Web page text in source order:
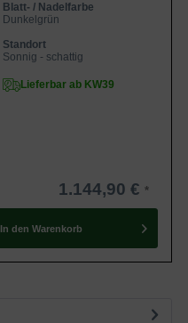
Blatt- / Nadelfarbe
Dunkelgrün
Standort
Sonnig - schattig
Lieferbar ab KW39
1.144,90 €
In den Warenkorb